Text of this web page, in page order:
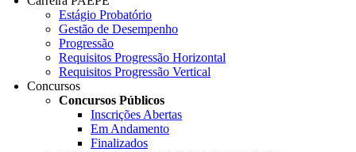
Estágio Probatório
Gestão de Desempenho
Progressão
Requisitos Progressão Horizontal
Requisitos Progressão Vertical
Concursos
Concursos Públicos
Inscrições Abertas
Em Andamento
Finalizados